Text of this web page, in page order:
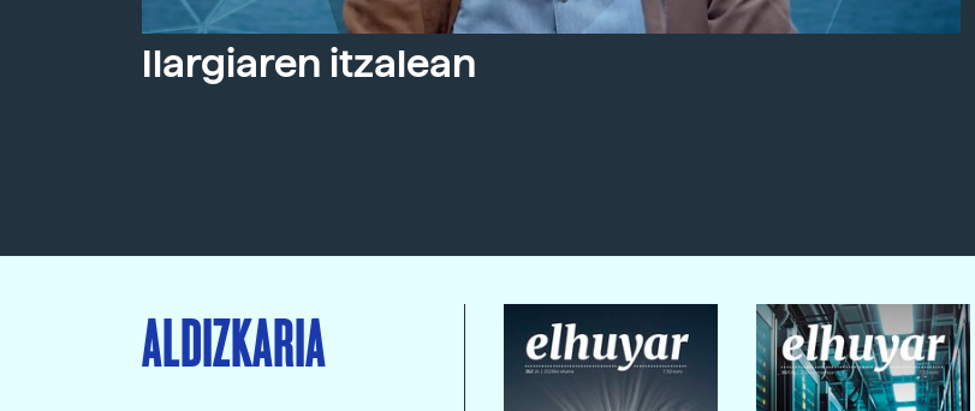
Ilargiaren itzalean
ALDIZKARIA